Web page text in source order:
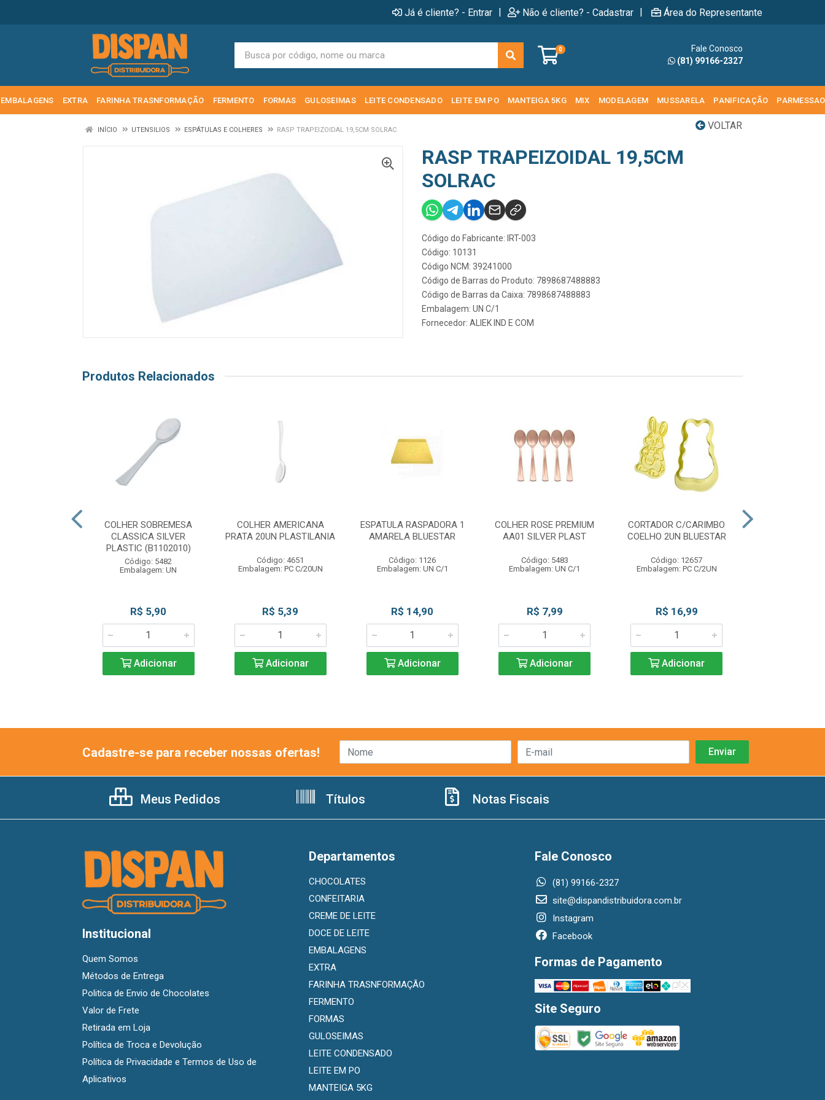
Já é cliente? - Entrar | Não é cliente? - Cadastrar | Área do Representante
0
Fale Conosco
(81) 99166-2327
EMBALAGENS EXTRA FARINHA TRASNFORMAÇÃO FERMENTO FORMAS GULOSEIMAS LEITE CONDENSADO LEITE EM PO MANTEIGA 5KG MIX MODELAGEM MUSSARELA PANIFICAÇÃO PARMESSAO
VOLTAR
INÍCIO UTENSILIOS ESPÁTULAS E COLHERES RASP TRAPEIZOIDAL 19,5CM SOLRAC
RASP TRAPEIZOIDAL 19,5CM
SOLRAC
Código do Fabricante: IRT-003
Código: 10131
Código NCM: 39241000
Código de Barras do Produto: 7898687488883
Código de Barras da Caixa: 7898687488883
Embalagem: UN C/1
Fornecedor: ALIEK IND E COM
Produtos Relacionados
COLHER SOBREMESA
CLASSICA SILVER
PLASTIC (B1102010)
Código: 5482
Embalagem: UN
R$ 5,90
Adicionar
COLHER AMERICANA
PRATA 20UN PLASTILANIA
Código: 4651
Embalagem: PC C/20UN
R$ 5,39
Adicionar
ESPATULA RASPADORA 1
AMARELA BLUESTAR
Código: 1126
Embalagem: UN C/1
R$ 14,90
Adicionar
COLHER ROSE PREMIUM
AA01 SILVER PLAST
Código: 5483
Embalagem: UN C/1
R$ 7,99
Adicionar
CORTADOR C/CARIMBO
COELHO 2UN BLUESTAR
Código: 12657
Embalagem: PC C/2UN
R$ 16,99
Adicionar
Cadastre-se para receber nossas ofertas!
Meus Pedidos Títulos Notas Fiscais
Institucional
Quem Somos
Métodos de Entrega
Politica de Envio de Chocolates
Valor de Frete
Retirada em Loja
Política de Troca e Devolução
Política de Privacidade e Termos de Uso de
Aplicativos
Departamentos
CHOCOLATES
CONFEITARIA
CREME DE LEITE
DOCE DE LEITE
EMBALAGENS
EXTRA
FARINHA TRASNFORMAÇÃO
FERMENTO
FORMAS
GULOSEIMAS
LEITE CONDENSADO
LEITE EM PO
MANTEIGA 5KG
Fale Conosco
(81) 99166-2327
site@dispandistribuidora.com.br
Instagram
Facebook
Formas de Pagamento
Site Seguro